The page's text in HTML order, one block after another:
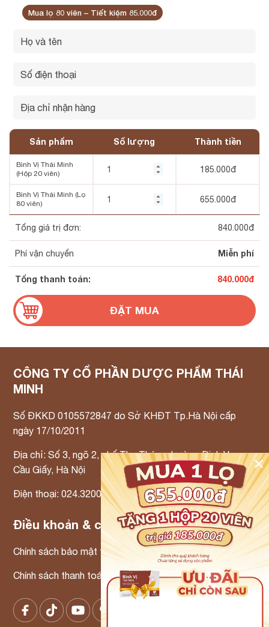
Mua lọ 80 viên – Tiết kiệm 85.000đ
Sản phẩm
Bình Vị Thái Minh
(Hộp 20 viên)
Bình Vị Thái Minh (Lọ
80 viên)
Số lượng Thành tiền
185.000đ
655.000đ
Tổng giá trị đơn: 840.000đ
Phí vận chuyển Miễn phí
Tổng thanh toán: 840.000đ
CÔNG TY CỔ PHẦN DƯỢC PHẨM THÁI
MINH
Số ĐKKD 0105572847 do Sở KHĐT Tp.Hà Nội cấp
ngày 17/10/2011
Địa chỉ: Số 3, ngõ 2, phố Thọ Tháp, phường Dịch Vọng,
Cầu Giấy, Hà Nội
Điện thoại: 024.3200.3300 Email: info@tmp.vn
Điều khoản & chính sách
Chính sách bảo mật thông tin
Chính sách thanh toán – Chính sách xử lý khiếu nại
✕